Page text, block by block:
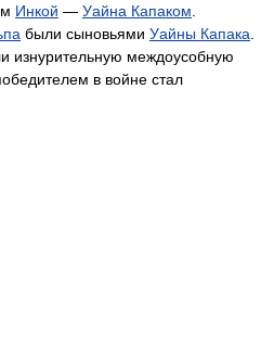
Инкой — Уайна Капаком
были сыновьями Уайны Капака
изнурительную междоусобную
в войне стал